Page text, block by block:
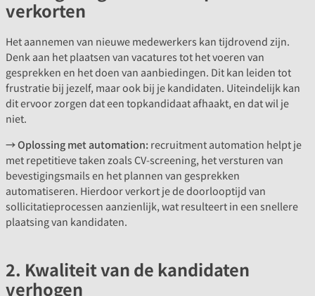
verkorten
Het aannemen van nieuwe medewerkers kan tijdrovend zijn.
Denk aan het plaatsen van vacatures tot het voeren van
gesprekken en het doen van aanbiedingen. Dit kan leiden tot
frustratie bij jezelf, maar ook bij je kandidaten. Uiteindelijk kan
dit ervoor zorgen dat een topkandidaat afhaakt, en dat wil je
niet.
→ Oplossing met automation:recruitment automation helpt je
met repetitieve taken zoals CV-screening, het versturen van
bevestigingsmails en het plannen van gesprekken
automatiseren. Hierdoor verkort je de doorlooptijd van
sollicitatieprocessen aanzienlijk, wat resulteert in een snellere
plaatsing van kandidaten.
2. Kwaliteit van de kandidaten
verhogen